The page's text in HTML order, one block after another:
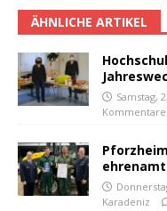
ÄHNLICHE ARTIKEL
Samstag,
Karadeniz